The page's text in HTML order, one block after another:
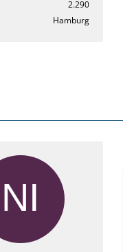
2.290
Hamburg